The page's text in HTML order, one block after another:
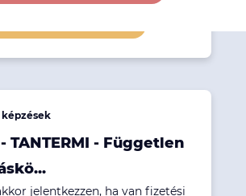
képzések
TANTERMI - Független
jelentkezzen, ha van fizetési